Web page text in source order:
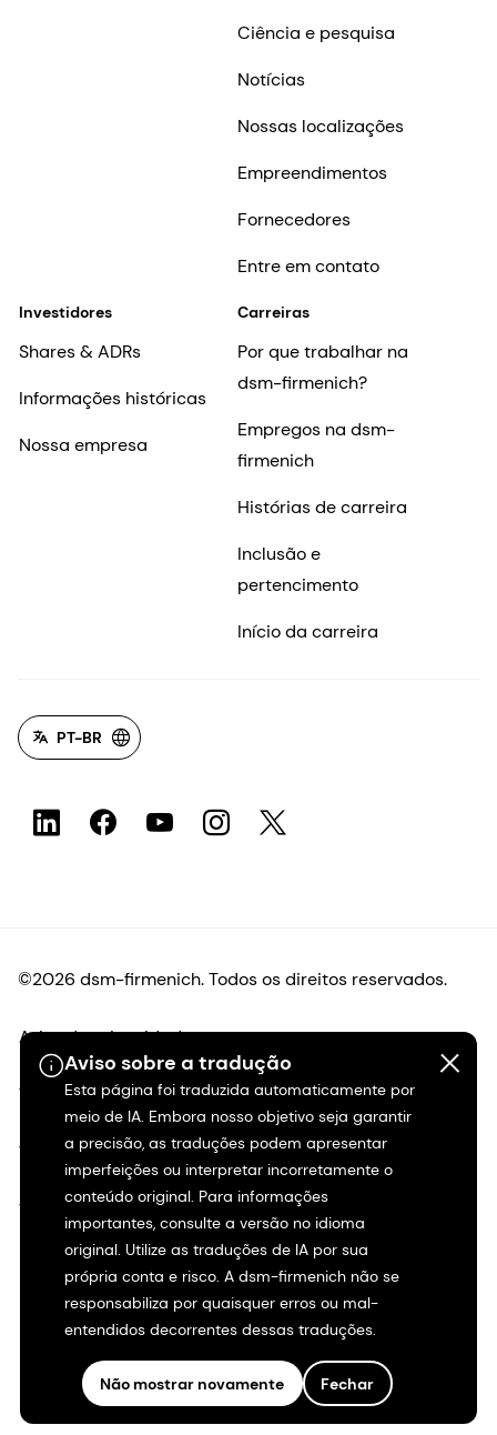
Aviso sobre a tradução
Esta página foi traduzida automaticamente por
meio de IA. Embora nosso objetivo seja garantir
a precisão, as traduções podem apresentar
imperfeições ou interpretar incorretamente o
conteúdo original. Para informações
importantes, consulte a versão no idioma
original. Utilize as traduções de IA por sua
própria conta e risco. A dsm-firmenich não se
responsabiliza por quaisquer erros ou mal-
entendidos decorrentes dessas traduções.
Não mostrar novamente Fechar
Ciência e pesquisa
Notícias
Nossas localizações
Empreendimentos
Fornecedores
Entre em contato
Investidores
Shares & ADRs
Informações históricas
Nossa empresa
Carreiras
Por que trabalhar na
dsm-firmenich?
Empregos na dsm-
firmenich
Histórias de carreira
Inclusão e
pertencimento
Início da carreira
PT-BR
©2026 dsm-firmenich. Todos os direitos reservados.
Aviso de privacidade
Termos de uso
Termos e condições
Transparência na Califórnia
Declaração de acessibilidade
Informações legais
Mapa do site